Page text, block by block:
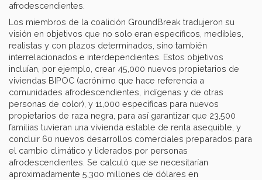
afrodescendientes.
Los miembros de la coalición GroundBreak tradujeron su
visión en objetivos que no solo eran específicos, medibles,
realistas y con plazos determinados, sino también
interrelacionados e interdependientes. Estos objetivos
incluían, por ejemplo, crear 45,000 nuevos propietarios de
viviendas BIPOC (acrónimo que hace referencia a
comunidades afrodescendientes, indígenas y de otras
personas de color), y 11,000 específicas para nuevos
propietarios de raza negra, para así garantizar que 23,500
familias tuvieran una vivienda estable de renta asequible, y
concluir 60 nuevos desarrollos comerciales preparados para
el cambio climático y liderados por personas
afrodescendientes. Se calculó que se necesitarían
aproximadamente 5,300 millones de dólares en